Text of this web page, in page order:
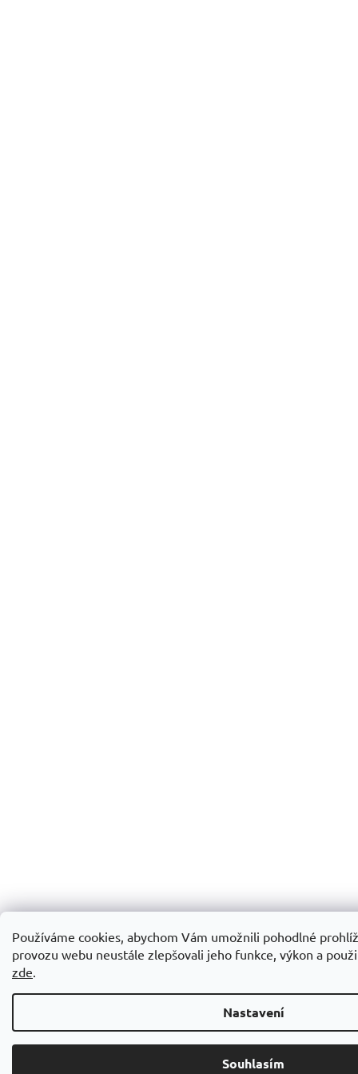
Používáme cookies, abychom Vám umožnili pohodlné
provozu webu neustále zlepšovali jeho funkce, výkon a
zde.
Nastavení
Souhlasím